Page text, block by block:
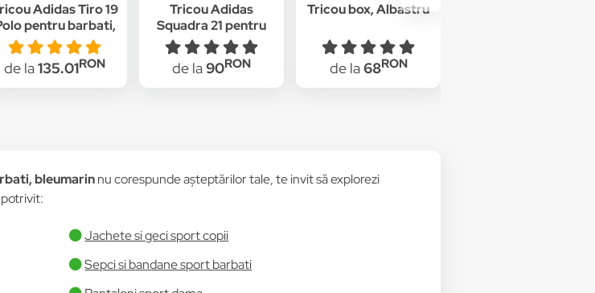
Adidas Tiro 19
pentru barbati,
Gri
de la135.01RON
Tricou Adidas
Squadra 21 pentru
barbati, Rosu
de la90RON
Tricou box, Albastru
de la68RON
bleumarinnu corespunde așteptărilor tale, te invit să explorezi
Jachete si geci sport copii
Sepci si bandane sport barbati